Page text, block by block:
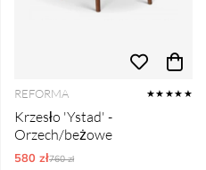
REFORMA ★★★★★
Krzesło 'Ystad' -
Orzech/beżowe
580 złOrdynarne ceny:
760 zł